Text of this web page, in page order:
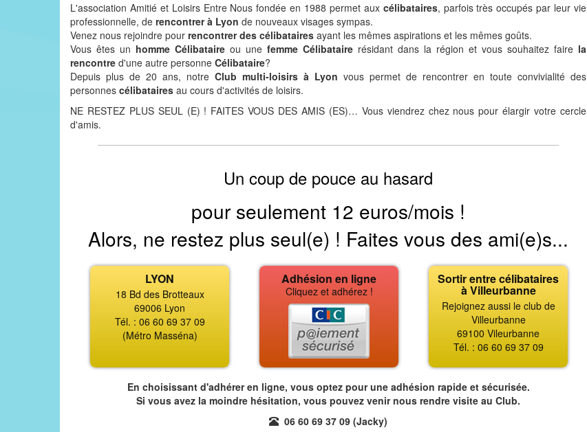
L'association Amitié et Loisirs Entre Nous fondée en 1988 permet aux célibataires, parfois très occupés par leur vie
professionnelle, de rencontrer à Lyon de nouveaux visages sympas.
Venez nous rejoindre pour rencontrer des célibataires ayant les mêmes aspirations et les mêmes goûts.
Vous êtes un homme Célibataire ou une femme Célibataire résidant dans la région et vous souhaitez faire la
rencontre d'une autre personne Célibataire?
Depuis plus de 20 ans, notre Club multi-loisirs à Lyon vous permet de rencontrer en toute convivialité des
personnes célibataires au cours d'activités de loisirs.
NE RESTEZ PLUS SEUL (E) ! FAITES VOUS DES AMIS (ES)… Vous viendrez chez nous pour élargir votre cercle
d'amis.
Un coup de pouce au hasard
pour seulement 12 euros/mois !
Alors, ne restez plus seul(e) ! Faites vous des ami(e)s...
LYON
18 Bd des Brotteaux
69006 Lyon
Tél. : 06 60 69 37 09
(Métro Masséna)
Adhésion en ligne
Cliquez et adhérez !
Sortir entre célibataires
à Villeurbanne
Rejoignez aussi le club de
Villeurbanne
69100 Vileurbanne
Tél. : 06 60 69 37 09
En choisissant d'adhérer en ligne, vous optez pour une adhésion rapide et sécurisée.
Si vous avez la moindre hésitation, vous pouvez venir nous rendre visite au Club.
06 60 69 37 09 (Jacky)